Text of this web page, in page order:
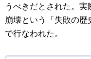
うべきだとされた。
崩壊という「失敗の
で行なわれた。